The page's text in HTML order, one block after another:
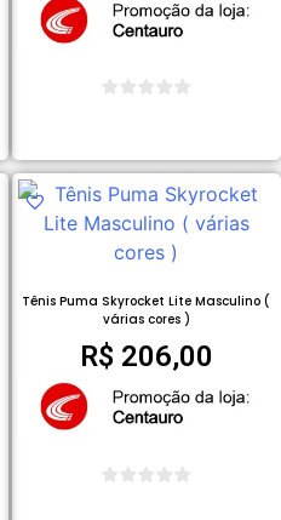
Tênis Puma Skyrocket Lite Masculino (
várias cores )
R$ 206,00